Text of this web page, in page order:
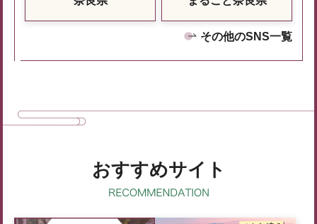
その他のSNS一覧
おすすめサイト